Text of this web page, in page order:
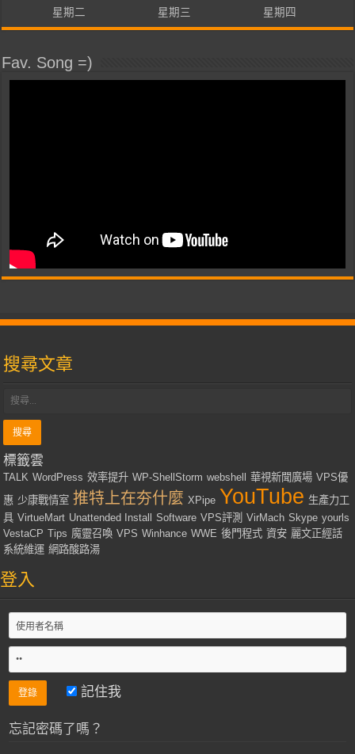
星期二 星期三 星期四
Fav. Song =)
搜尋文章
標籤雲
TALK WordPress 效率提升 WP-ShellStorm webshell 華視新聞廣場 VPS優
惠 少康戰情室 推特上在夯什麼 XPipe YouTube 生產力工
具 VirtueMart Unattended Install Software VPS評測 VirMach Skype yourls
VestaCP Tips 魔靈召喚 VPS Winhance WWE 後門程式 資安 麗文正經話
系統維運 網路酸路湯
登入
記住我
忘記密碼了嗎？